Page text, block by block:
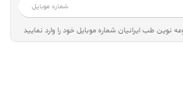
نوین طب ایرانیان شماره موبایل خود را وارد نمایید